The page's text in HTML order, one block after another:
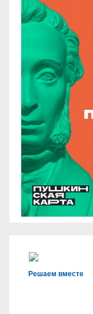
Решаем вместе